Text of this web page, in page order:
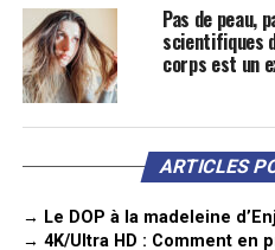
Pas de peau,
scientifiques
corps est un
ARTICLES
→ Le DOP à la madeleine
→ 4K/Ultra HD : Comment en